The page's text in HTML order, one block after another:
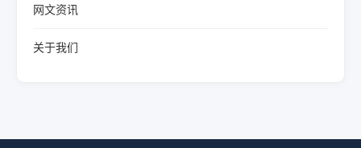
网文资讯
关于我们